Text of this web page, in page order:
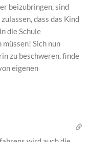
beizubringen, sind
dass das Kind
die Schule
Sich nun
zu beschweren, finde
eigenen